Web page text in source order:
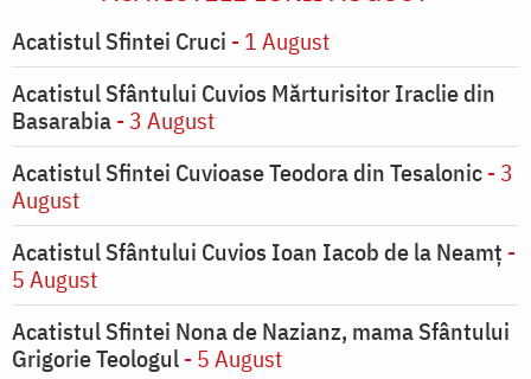
Acatistul Sfintei Cruci - 1 August
Acatistul Sfântului Cuvios Mărturisitor Iraclie din
Basarabia- 3 August
Acatistul Sfintei Cuvioase Teodora din Tesalonic- 3
August
Acatistul Sfântului Cuvios Ioan Iacob de la Neamț -
5 August
Acatistul Sfintei Nona de Nazianz, mama Sfântului
Grigorie Teologul- 5 August